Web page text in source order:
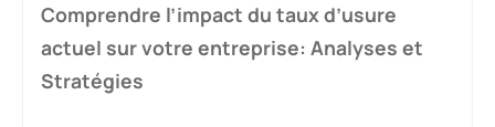
Comprendre l’impact du taux d’usure
actuel sur votre entreprise: Analyses et
Stratégies